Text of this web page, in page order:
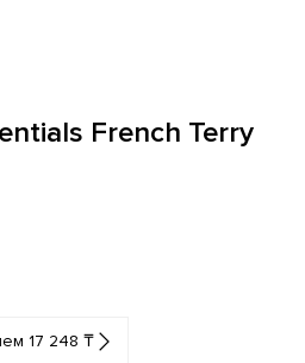
French Terry
17 248 ₸